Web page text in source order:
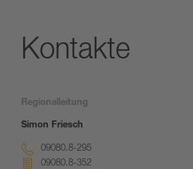
Kontakte
Regionalleitung
Simon Friesch
09080.8-295
09080.8-352